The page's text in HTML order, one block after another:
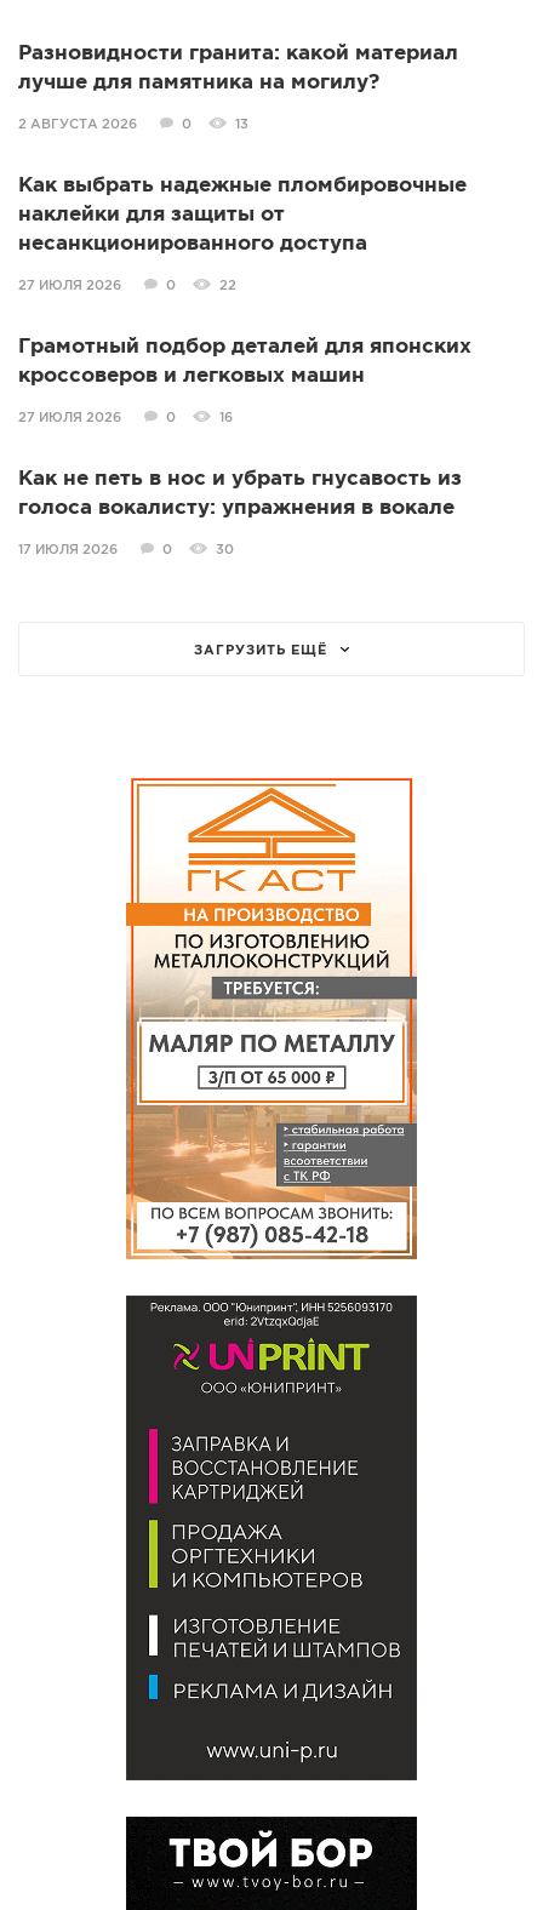
Разновидности гранита: какой материал
лучше для памятника на могилу?
2 АВГУСТА 2026 0 13
Как выбрать надежные пломбировочные
наклейки для защиты от
несанкционированного доступа
27 ИЮЛЯ 2026 0 22
Грамотный подбор деталей для японских
кроссоверов и легковых машин
27 ИЮЛЯ 2026 0 16
Как не петь в нос и убрать гнусавость из
голоса вокалисту: упражнения в вокале
17 ИЮЛЯ 2026 0 30
ЗАГРУЗИТЬ ЕЩЁ